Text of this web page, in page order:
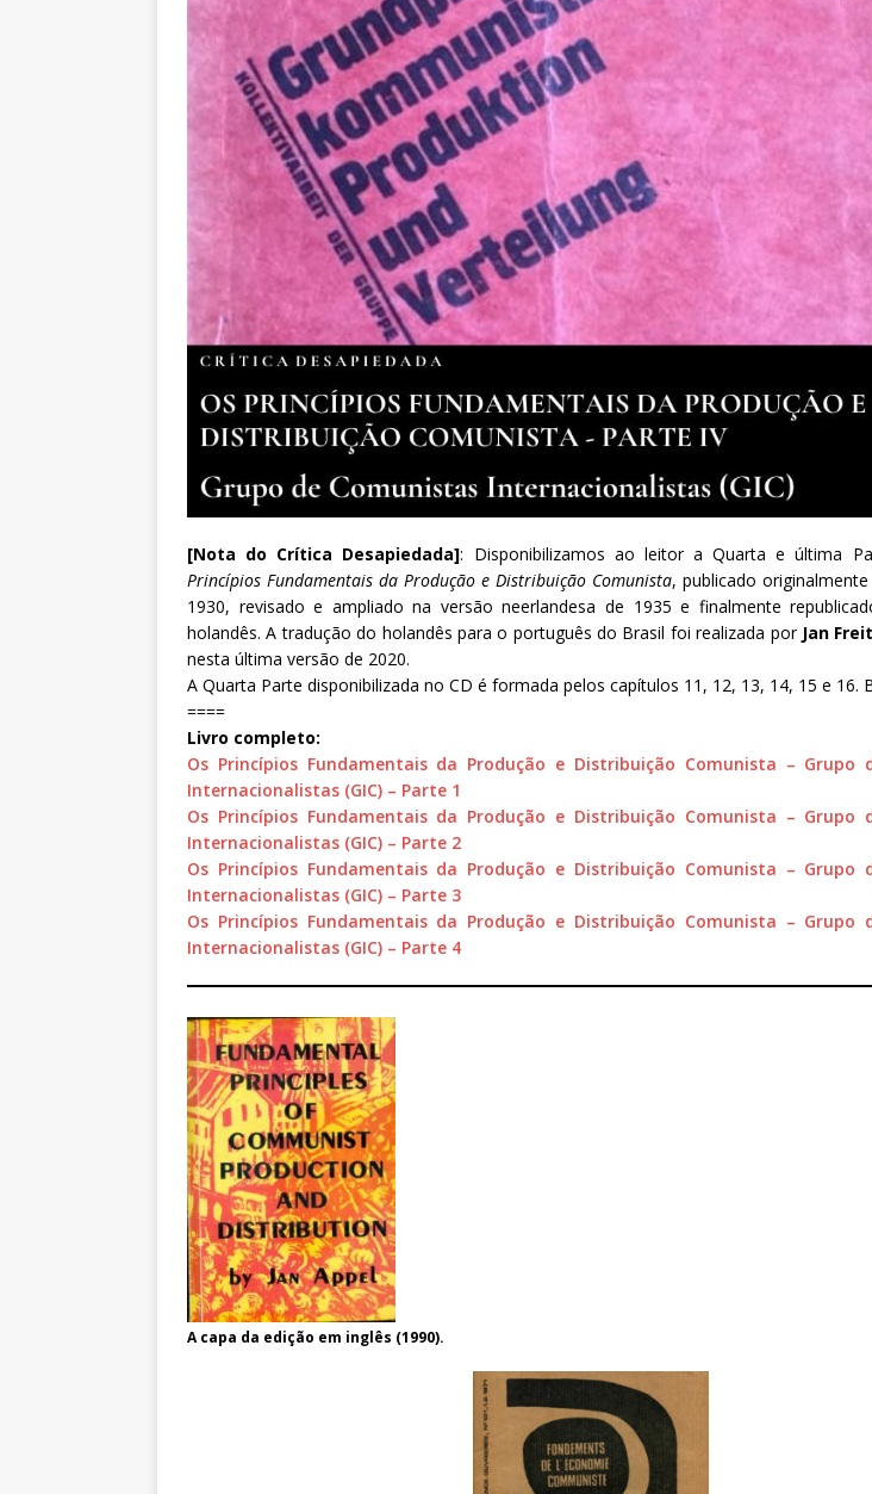
[Nota do Crítica Desapiedada]: Disponibilizamos ao leitor a Quarta e última
Princípios Fundamentais da Produção e Distribuição Comunista, publicado
1930, revisado e ampliado na versão neerlandesa de 1935 e finalmente
holandês. A tradução do holandês para o português do Brasil foi realizada por Jan
nesta última versão de 2020.
A Quarta Parte disponibilizada no CD é formada pelos capítulos 11, 12, 13, 14, 15 e 16.
====
Livro completo:
Os Princípios Fundamentais da Produção e Distribuição Comunista – Grupo
Internacionalistas (GIC) – Parte 1
Os Princípios Fundamentais da Produção e Distribuição Comunista – Grupo
Internacionalistas (GIC) – Parte 2
Os Princípios Fundamentais da Produção e Distribuição Comunista – Grupo
Internacionalistas (GIC) – Parte 3
Os Princípios Fundamentais da Produção e Distribuição Comunista – Grupo
Internacionalistas (GIC) – Parte 4
A capa da edição em inglês (1990).